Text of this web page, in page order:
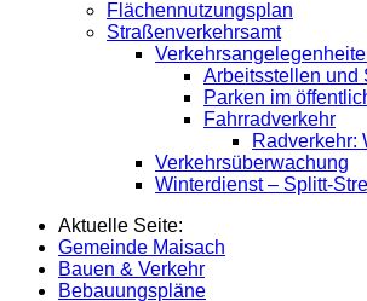
Flächennutzungsplan
Straßenverkehrsamt
Arbeitsstellen und
Parken im
Fahrradverkehr
Radverkehr:
Verkehrsüberwachung
Winterdienst – Splitt-
Aktuelle Seite:
Gemeinde Maisach
Bauen & Verkehr
Bebauungspläne